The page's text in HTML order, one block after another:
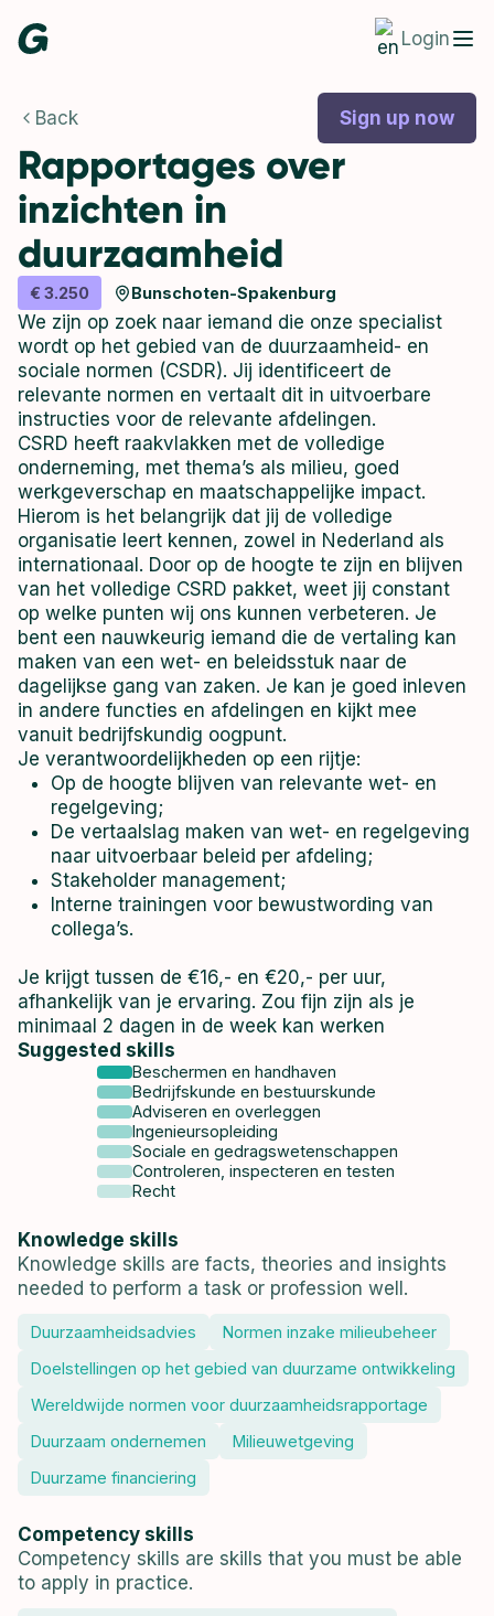
Login
Back Sign up now
Rapportages over
inzichten in
duurzaamheid
€ 3.250 Bunschoten-Spakenburg
We zijn op zoek naar iemand die onze specialist
wordt op het gebied van de duurzaamheid- en
sociale normen (CSDR). Jij identificeert de
relevante normen en vertaalt dit in uitvoerbare
instructies voor de relevante afdelingen.
CSRD heeft raakvlakken met de volledige
onderneming, met thema’s als milieu, goed
werkgeverschap en maatschappelijke impact.
Hierom is het belangrijk dat jij de volledige
organisatie leert kennen, zowel in Nederland als
internationaal. Door op de hoogte te zijn en blijven
van het volledige CSRD pakket, weet jij constant
op welke punten wij ons kunnen verbeteren. Je
bent een nauwkeurig iemand die de vertaling kan
maken van een wet- en beleidsstuk naar de
dagelijkse gang van zaken. Je kan je goed inleven
in andere functies en afdelingen en kijkt mee
vanuit bedrijfskundig oogpunt.
Je verantwoordelijkheden op een rijtje:
Op de hoogte blijven van relevante wet- en
regelgeving;
De vertaalslag maken van wet- en regelgeving
naar uitvoerbaar beleid per afdeling;
Stakeholder management;
Interne trainingen voor bewustwording van
collega’s.
Je krijgt tussen de €16,- en €20,- per uur,
afhankelijk van je ervaring. Zou fijn zijn als je
minimaal 2 dagen in de week kan werken
Suggested skills
Beschermen en handhaven
Bedrijfskunde en bestuurskunde
Adviseren en overleggen
Ingenieursopleiding
Sociale en gedragswetenschappen
Controleren, inspecteren en testen
Recht
Knowledge skills
Knowledge skills are facts, theories and insights
needed to perform a task or profession well.
Duurzaamheidsadvies
Normen inzake milieubeheer
Doelstellingen op het gebied van duurzame ontwikkeling
Wereldwijde normen voor duurzaamheidsrapportage
Duurzaam ondernemen
Milieuwetgeving
Duurzame financiering
Competency skills
Competency skills are skills that you must be able
to apply in practice.